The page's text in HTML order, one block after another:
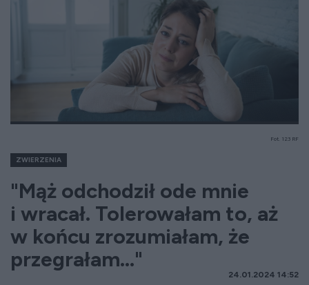
Fot. 123 RF
ZWIERZENIA
"Mąż odchodził ode mnie
i wracał. Tolerowałam to, aż
w końcu zrozumiałam, że
przegrałam..."
24.01.2024 14:52